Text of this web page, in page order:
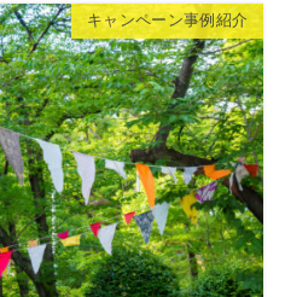
キャンペーン事例紹介